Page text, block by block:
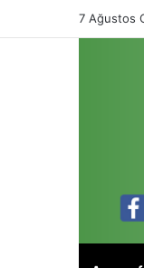
7 Ağustos